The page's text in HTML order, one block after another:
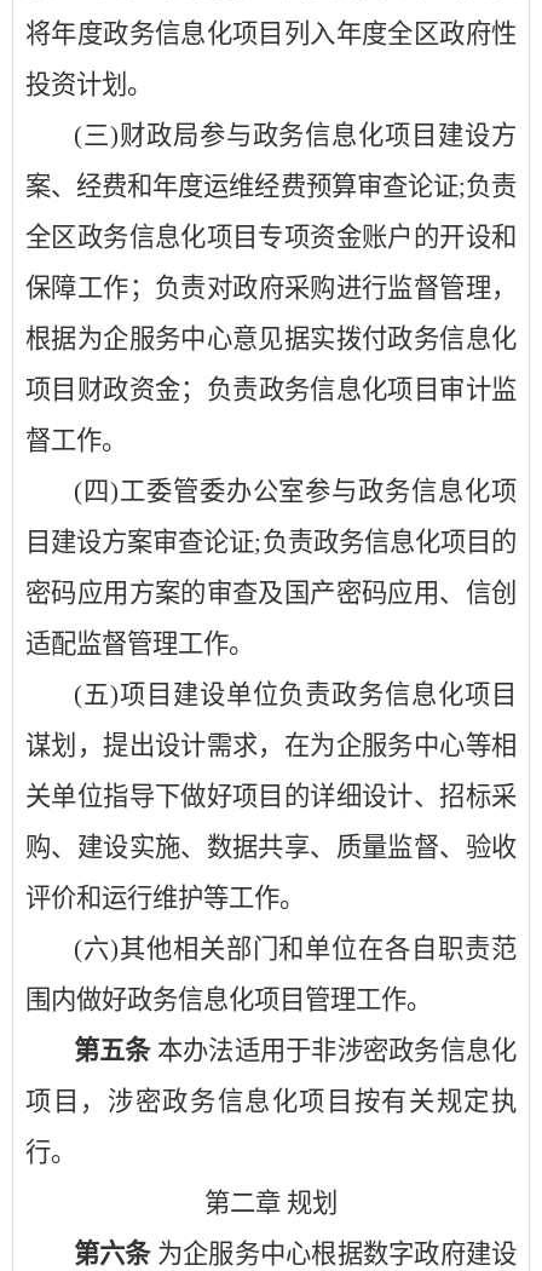
将年度政务信息化项目列入年度全区政府性
投资计划。
(三)财政局参与政务信息化项目建设方
案、经费和年度运维经费预算审查论证;负责
全区政务信息化项目专项资金账户的开设和
保障工作；负责对政府采购进行监督管理，
根据为企服务中心意见据实拨付政务信息化
项目财政资金；负责政务信息化项目审计监
督工作。
(四)工委管委办公室参与政务信息化项
目建设方案审查论证;负责政务信息化项目的
密码应用方案的审查及国产密码应用、信创
适配监督管理工作。
(五)项目建设单位负责政务信息化项目
谋划，提出设计需求，在为企服务中心等相
关单位指导下做好项目的详细设计、招标采
购、建设实施、数据共享、质量监督、验收
评价和运行维护等工作。
(六)其他相关部门和单位在各自职责范
围内做好政务信息化项目管理工作。
第五条 本办法适用于非涉密政务信息化
项目，涉密政务信息化项目按有关规定执
行。
第二章 规划
第六条 为企服务中心根据数字政府建设